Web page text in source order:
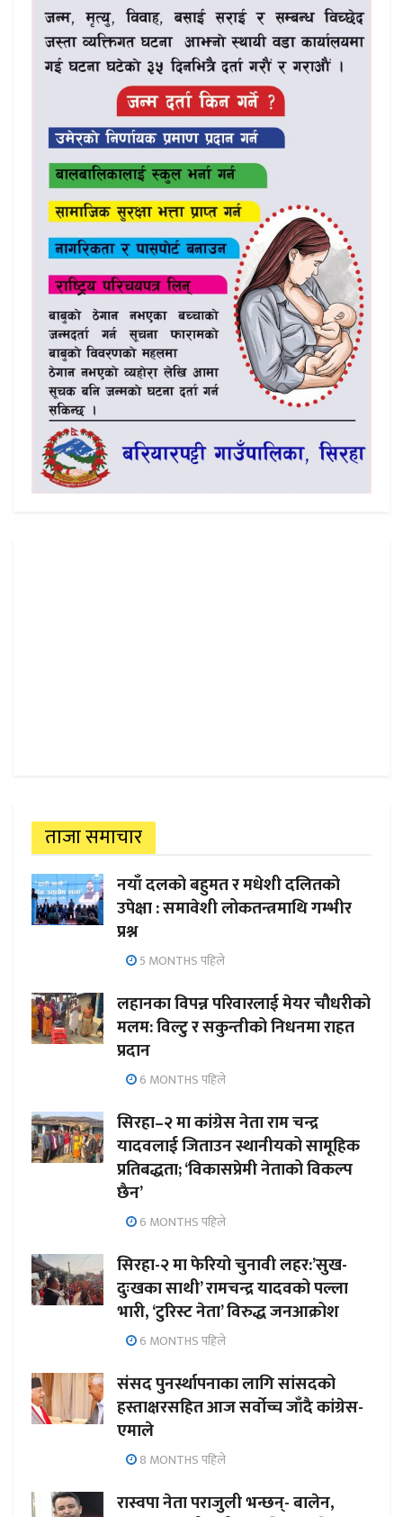
ताजा समाचार
नयाँ दलको बहुमत र मधेशी दलितको
उपेक्षा : समावेशी लोकतन्त्रमाथि गम्भीर
प्रश्न
5 MONTHS पहिले
लहानका विपन्न परिवारलाई मेयर चौधरीको
मलम: विल्टु र सकुन्तीको निधनमा राहत
प्रदान
6 MONTHS पहिले
सिरहा–२ मा कांग्रेस नेता राम चन्द्र
यादवलाई जिताउन स्थानीयको सामूहिक
प्रतिबद्धता; ‘विकासप्रेमी नेताको विकल्प
छैन’
6 MONTHS पहिले
सिरहा-२ मा फेरियो चुनावी लहर:’सुख-
दुःखका साथी’ रामचन्द्र यादवको पल्ला
भारी, ‘टुरिस्ट नेता’ विरुद्ध जनआक्रोश
6 MONTHS पहिले
संसद पुनर्स्थापनाका लागि सांसदको
हस्ताक्षरसहित आज सर्वोच्च जाँदै कांग्रेस-
एमाले
8 MONTHS पहिले
रास्वपा नेता पराजुली भन्छन्- बालेन,